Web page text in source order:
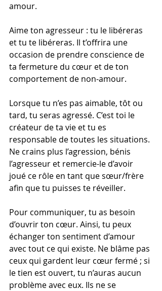
amour.
Aime ton agresseur : tu le libéreras
et tu te libéreras. Il t’offrira une
occasion de prendre conscience de
ta fermeture du cœur et de ton
comportement de non-amour.
Lorsque tu n’es pas aimable, tôt ou
tard, tu seras agressé. C’est toi le
créateur de ta vie et tu es
responsable de toutes les situations.
Ne crains plus l’agression, bénis
l’agresseur et remercie-le d’avoir
joué ce rôle en tant que sœur/frère
afin que tu puisses te réveiller.
Pour communiquer, tu as besoin
d’ouvrir ton cœur. Ainsi, tu peux
échanger ton sentiment d’amour
avec tout ce qui existe. Ne blâme pas
ceux qui gardent leur cœur fermé ; si
le tien est ouvert, tu n’auras aucun
problème avec eux. Ils ne se